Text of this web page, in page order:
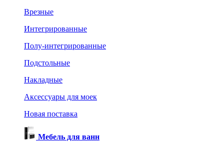
Врезные
Интегрированные
Полу-интегрированные
Подстольные
Накладные
Аксессуары для моек
Новая поставка
Мебель для ванн